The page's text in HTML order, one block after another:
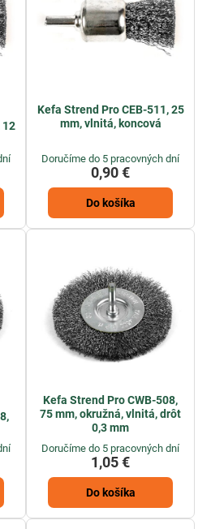
12
Kefa Strend Pro CEB-511, 25
mm, vlnitá, koncová
Doručíme do 5 pracovných dní
0,90 €
Do košíka
Kefa Strend Pro CWB-508,
75 mm, okružná, vlnitá, drôt
0,3 mm
Doručíme do 5 pracovných dní
1,05 €
Do košíka